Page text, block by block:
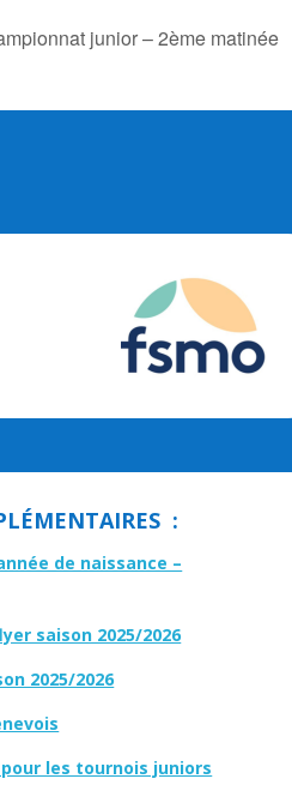
junior – 2ème matinée
:
de naissance –
saison 2025/2026
2025/2026
les tournois juniors